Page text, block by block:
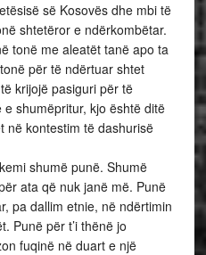
së Kosovës dhe mbi të
shtetëror e ndërkombëtar.
tonë me aleatët tanë apo ta
për të ndërtuar shtet
krijojë pasiguri për të
shumëpritur, kjo është ditë
në kontestim të dashurisë
shumë punë. Shumë
ata që nuk janë më. Punë
pa dallim etnie, në ndërtimin
Punë për t’i thënë jo
fuqinë në duart e një